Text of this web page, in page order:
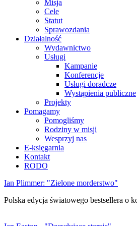
Misja
Cele
Statut
Sprawozdania
Działalność
Wydawnictwo
Usługi
Kampanie
Konferencje
Usługi doradcze
Wystąpienia publiczne
Projekty
Pomagamy
Pomogliśmy
Rodziny w misji
Wesprzyj nas
E-księgarnia
Kontakt
RODO
Ian Plimmer: "Zielone morderstwo"
Polska edycja światowego bestsellera o